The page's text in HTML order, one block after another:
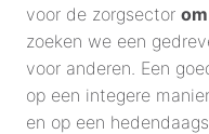
voor de zorgsector
zoeken we een
voor anderen. Een
op een integere
en op een